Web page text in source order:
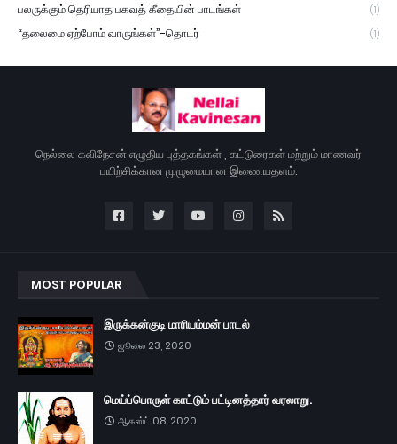
பலருக்கும் தெரியாத பகவத் கீதையின் பாடங்கள் (1)
“தலைமை ஏற்போம் வாருங்கள்”-தொடர் (1)
நெல்லை கவிநேசன் எழுதிய புத்தகங்கள் , கட்டுரைகள் மற்றும் மாணவர்
பயிற்சிக்கான முழுமையான இணையதளம்.
MOST POPULAR
இருக்கன்குடி மாரியம்மன் பாடல்
ஜூலை 23, 2020
மெய்ப்பொருள் காட்டும் பட்டினத்தார் வரலாறு.
ஆகஸ்ட் 08, 2020